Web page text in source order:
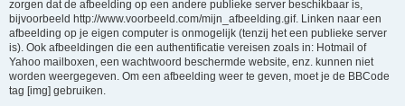
zorgen dat de afbeelding op een andere publieke server beschikbaar is,
bijvoorbeeld http://www.voorbeeld.com/mijn_afbeelding.gif. Linken naar een
afbeelding op je eigen computer is onmogelijk (tenzij het een publieke server
is). Ook afbeeldingen die een authentificatie vereisen zoals in: Hotmail of
Yahoo mailboxen, een wachtwoord beschermde website, enz. kunnen niet
worden weergegeven. Om een afbeelding weer te geven, moet je de BBCode
tag [img] gebruiken.